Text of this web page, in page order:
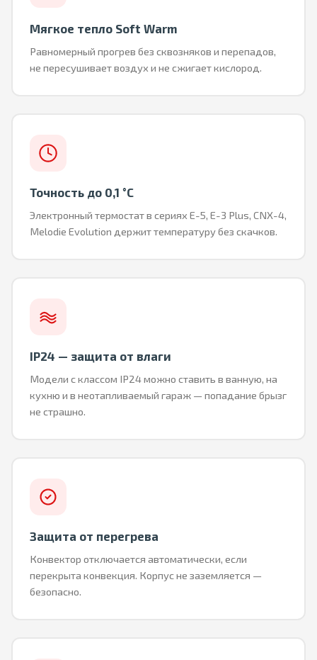
Мягкое тепло Soft Warm
Равномерный прогрев без сквозняков и перепадов,
не пересушивает воздух и не сжигает кислород.
Точность до 0,1 °C
Электронный термостат в сериях E-5, E-3 Plus, CNX-4,
Melodie Evolution держит температуру без скачков.
IP24 — защита от влаги
Модели с классом IP24 можно ставить в ванную, на
кухню и в неотапливаемый гараж — попадание брызг
не страшно.
Защита от перегрева
Конвектор отключается автоматически, если
перекрыта конвекция. Корпус не заземляется —
безопасно.